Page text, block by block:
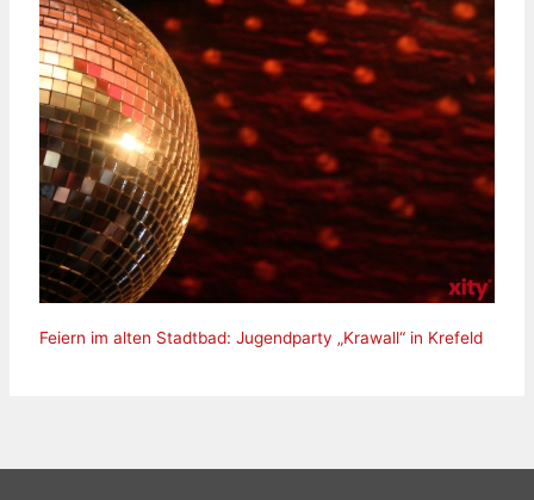
Feiern im alten Stadtbad: Jugendparty „Krawall“ in Krefeld